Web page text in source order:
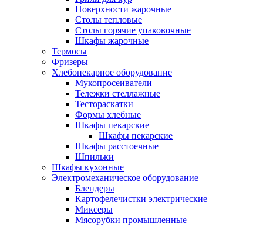
Поверхности жарочные
Столы тепловые
Столы горячие упаковочные
Шкафы жарочные
Термосы
Фризеры
Хлебопекарное оборудование
Мукопросеиватели
Тележки стеллажные
Тестораскатки
Формы хлебные
Шкафы пекарские
Шкафы пекарские
Шкафы расстоечные
Шпильки
Шкафы кухонные
Электромеханическое оборудование
Блендеры
Картофелечистки электрические
Миксеры
Мясорубки промышленные